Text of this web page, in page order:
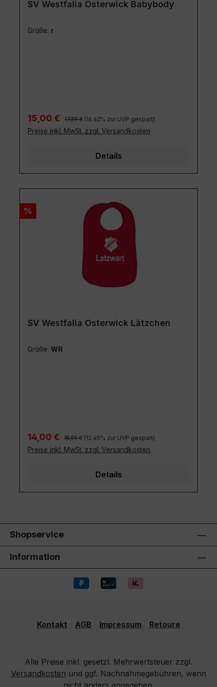
SV Westfalia Osterwick Babybody
Größe: r
Verkaufspreis:
15,00 € Regulärer Preis:
17,99 € (16.62% zur UVP gespart)
Preise inkl. MwSt. zzgl. Versandkosten
Details
Rabatt
%
SV Westfalia Osterwick Lätzchen
Größe: WR
Verkaufspreis:
14,00 € Regulärer Preis:
15,99 € (12.45% zur UVP gespart)
Preise inkl. MwSt. zzgl. Versandkosten
Details
Shopservice
Information
Kontakt AGB Impressum Retoure
Alle Preise inkl. gesetzl. Mehrwertsteuer zzgl.
Versandkosten und ggf. Nachnahmegebühren, wenn
nicht anders angegeben.